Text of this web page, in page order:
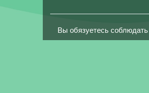
Вы обязуетесь соблюдать